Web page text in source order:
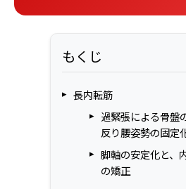
もくじ
長内転筋
過緊張による骨盤
反り腰姿勢の固定
脚軸の安定化と、
の矯正